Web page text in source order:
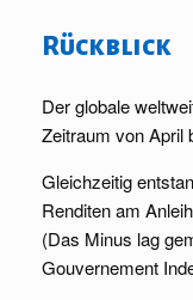
Rückblick
Der globale
Zeitraum von April
Gleichzeitig
Renditen am
(Das Minus lag
Gouvernement